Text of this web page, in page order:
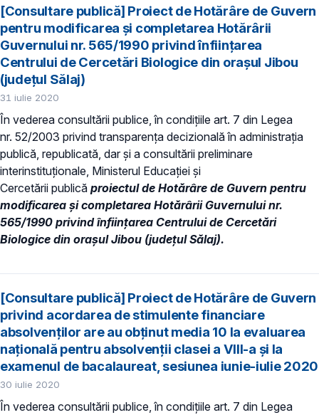
[Consultare publică] Proiect de Hotărâre de Guvern
pentru modificarea și completarea Hotărârii
Guvernului nr. 565/1990 privind înființarea
Centrului de Cercetări Biologice din orașul Jibou
(județul Sălaj)
31 iulie 2020
În vederea consultării publice, în condiţiile art. 7 din Legea
nr. 52/2003 privind transparenţa decizională în administraţia
publică, republicată, dar și a consultării preliminare
interinstituționale, Ministerul Educaţiei și
Cercetării publică proiectul de Hotărâre de Guvern pentru
modificarea și completarea Hotărârii Guvernului nr.
565/1990 privind înființarea Centrului de Cercetări
Biologice din orașul Jibou (județul Sălaj).
[Consultare publică] Proiect de Hotărâre de Guvern
privind acordarea de stimulente financiare
absolvenților are au obținut media 10 la evaluarea
națională pentru absolvenții clasei a VIII-a și la
examenul de bacalaureat, sesiunea iunie-iulie 2020
30 iulie 2020
În vederea consultării publice, în condiţiile art. 7 din Legea